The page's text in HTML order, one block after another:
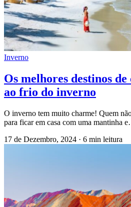
Inverno
Os melhores destinos
ao frio do inverno
O inverno tem muito charme! Quem
para ficar em casa com uma mantinha
17 de Dezembro, 2024 · 6 min leitura